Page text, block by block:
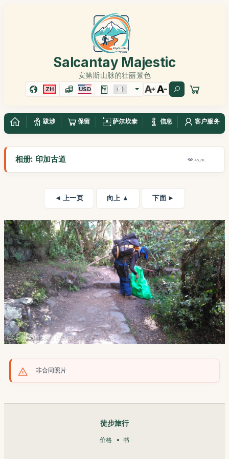
Salcantay Majestic
安第斯山脉的壮丽景色
ZH USD
跋涉 保留 萨尔坎泰 信息 客户服务
相册: 印加古道 45,7K
◄ 上一页 向上 ▲ 下面 ►
非合同照片
徒步旅行
价格 书